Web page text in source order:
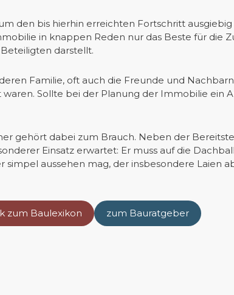
den bis hierhin erreichten Fortschritt
in knappen Reden nur das Beste für die
darstellt.
Familie, oft auch die Freunde und
Sollte bei der Planung der Immobilie ein
gehört dabei zum Brauch. Neben der
Einsatz erwartet: Er muss auf die
aussehen mag, der insbesondere Laien
zum Baulexikon zum Bauratgeber